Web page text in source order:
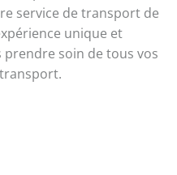
service de transport de
unique et
soin de tous vos